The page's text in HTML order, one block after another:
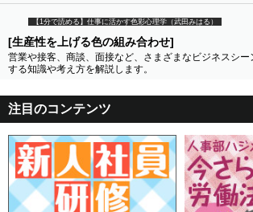
【1分で読める】仕事に活かす色彩心理学（武田みはる）
[生産性を上げる色の組み合わせ]
営業や接客、商談、面接など、さまざまなビジネスシ
する知識や考え方を解説します。
注目のコンテンツ